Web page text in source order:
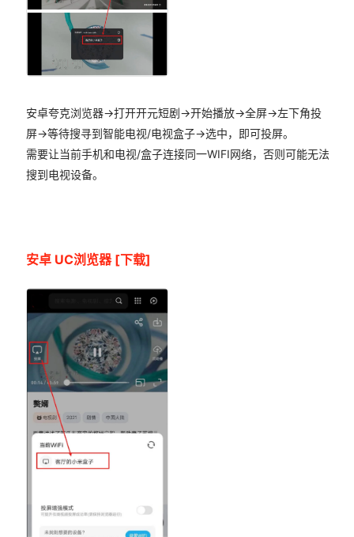
安卓夸克浏览器->打开开元短剧->开始播放->全屏->左下角投
屏->等待搜寻到智能电视/电视盒子->选中，即可投屏。
需要让当前手机和电视/盒子连接同一WIFI网络，否则可能无法
搜到电视设备。
安卓 UC浏览器 [下载]